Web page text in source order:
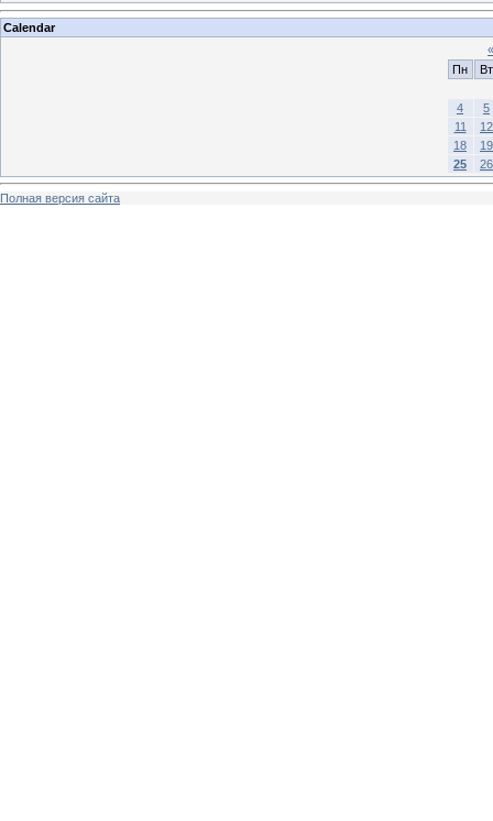
Calendar
«
Пн
Вт
4
5
11
12
18
19
25
26
Полная версия сайта